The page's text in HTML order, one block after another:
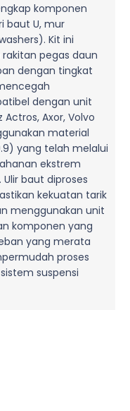
komponen
baut U, mur
Kit ini
pegas daun
dengan tingkat
dengan unit
Axor, Volvo
material
yang telah melalui
ekstrem
baut diproses
kekuatan tarik
menggunakan unit
komponen yang
yang merata
proses
suspensi